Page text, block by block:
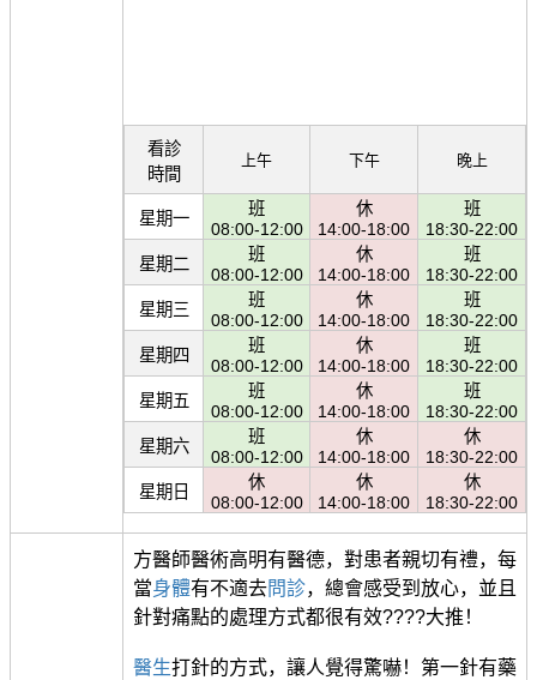
看診
時間
上午 下午 晚上
星期一
班
08:00-12:00
休
14:00-18:00
班
18:30-22:00
星期二
班
08:00-12:00
休
14:00-18:00
班
18:30-22:00
星期三
班
08:00-12:00
休
14:00-18:00
班
18:30-22:00
星期四
班
08:00-12:00
休
14:00-18:00
班
18:30-22:00
星期五
班
08:00-12:00
休
14:00-18:00
班
18:30-22:00
星期六
班
08:00-12:00
休
14:00-18:00
休
18:30-22:00
星期日
休
08:00-12:00
休
14:00-18:00
休
18:30-22:00
方醫師醫術高明有醫德，對患者親切有禮，每
當身體有不適去問診，總會感受到放心，並且
針對痛點的處理方式都很有效????大推！
醫生打針的方式，讓人覺得驚嚇！第一針有藥